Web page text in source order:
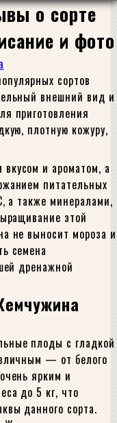
о сорте
и фото
сортов
внешний вид и
приготовления
плотную кожуру,
и ароматом, а
питательных
а также минералами,
этой
не выносит мороза и
семена
дренажной
плоды с гладкой
— от белого
ярким и
до 5 кг, что
данного сорта.